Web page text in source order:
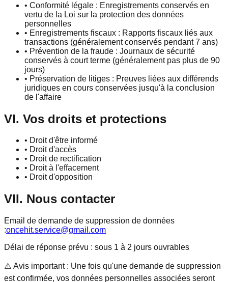
• Conformité légale : Enregistrements conservés en
vertu de la Loi sur la protection des données
personnelles
• Enregistrements fiscaux : Rapports fiscaux liés aux
transactions (généralement conservés pendant 7 ans)
• Prévention de la fraude : Journaux de sécurité
conservés à court terme (généralement pas plus de 90
jours)
• Préservation de litiges : Preuves liées aux différends
juridiques en cours conservées jusqu'à la conclusion
de l'affaire
VI. Vos droits et protections
• Droit d'être informé
• Droit d'accès
• Droit de rectification
• Droit à l'effacement
• Droit d'opposition
VII. Nous contacter
Email de demande de suppression de données
:oncehit.service@gmail.com
Délai de réponse prévu : sous 1 à 2 jours ouvrables
⚠️ Avis important : Une fois qu'une demande de suppression
est confirmée, vos données personnelles associées seront